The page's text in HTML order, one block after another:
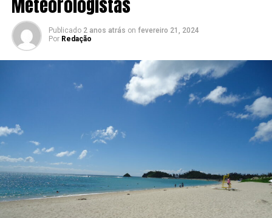
Publicado 2 anos atrás on fevereiro 21, 2024
Por Redação